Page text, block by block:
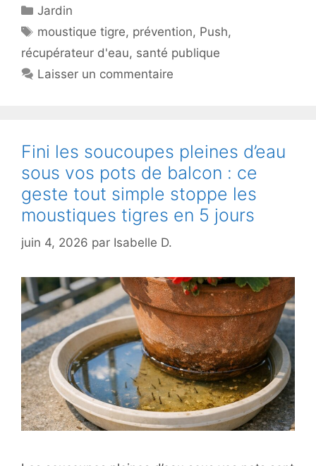
Catégories
Jardin
Étiquettes
moustique tigre, prévention, Push,
récupérateur d'eau, santé publique
Laisser un commentaire
Fini les soucoupes pleines d’eau
sous vos pots de balcon : ce
geste tout simple stoppe les
moustiques tigres en 5 jours
juin 4, 2026 par Isabelle D.